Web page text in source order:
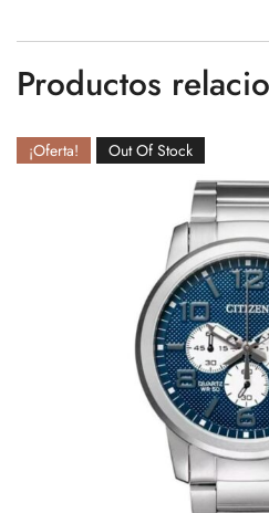
Productos
¡Oferta! Out Of Stock